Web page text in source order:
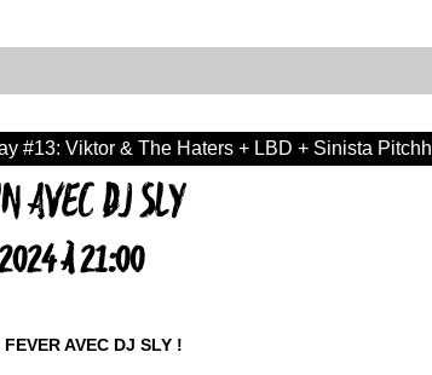
AVEC DJ SLY
À 21:00
#13: Viktor & The Haters + LBD + Sinista Pitchh
AVEC DJ SLY !